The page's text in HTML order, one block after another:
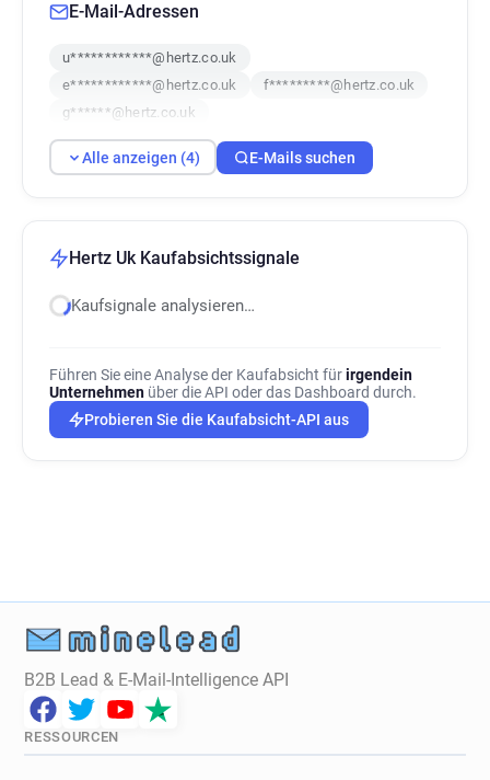
E-Mail-Adressen
u************@hertz.co.uk
e************@hertz.co.uk
f*********@hertz.co.uk
g******@hertz.co.uk
Alle anzeigen (4) E-Mails suchen
Hertz Uk Kaufabsichtssignale
Kaufsignale analysieren…
Führen Sie eine Analyse der Kaufabsicht fürirgendein
Unternehmen über die API oder das Dashboard durch.
Probieren Sie die Kaufabsicht-API aus
B2B Lead & E-Mail-Intelligence API
RESSOURCEN